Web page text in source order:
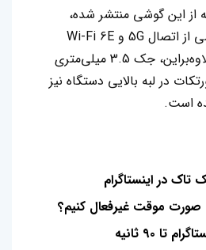
از این گوشی منتشر شده،
می‌‌بینیم که این گوشی از اتصال 5G و Wi-Fi 6E
پشتیبانی می‌کند. علاوه‌براین، جک 3.5 میلی‌متری
در لبه بالایی دستگاه نیز
است.
در اینستاگرام
صورت موقت غیرفعال کنیم؟
تا ۹۰ ثانیه